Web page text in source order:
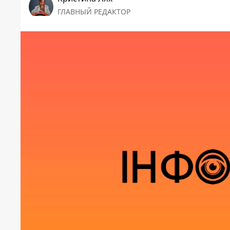
ГЛАВНЫЙ РЕДАКТОР